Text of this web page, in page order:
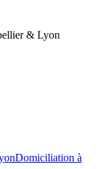
& Lyon
Domiciliation à